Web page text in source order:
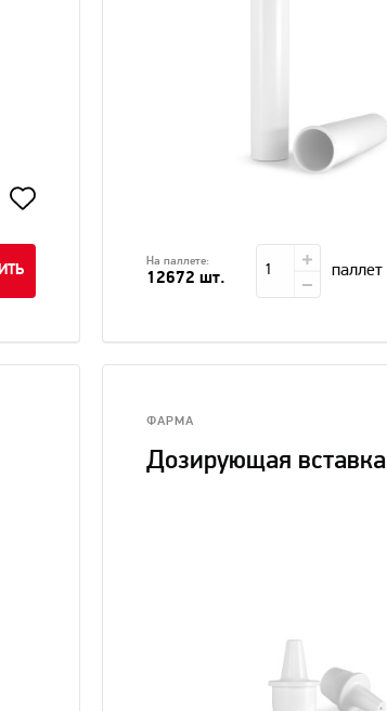
На паллете:
12672 шт. паллет
ФАРМА
Дозирующая вставка